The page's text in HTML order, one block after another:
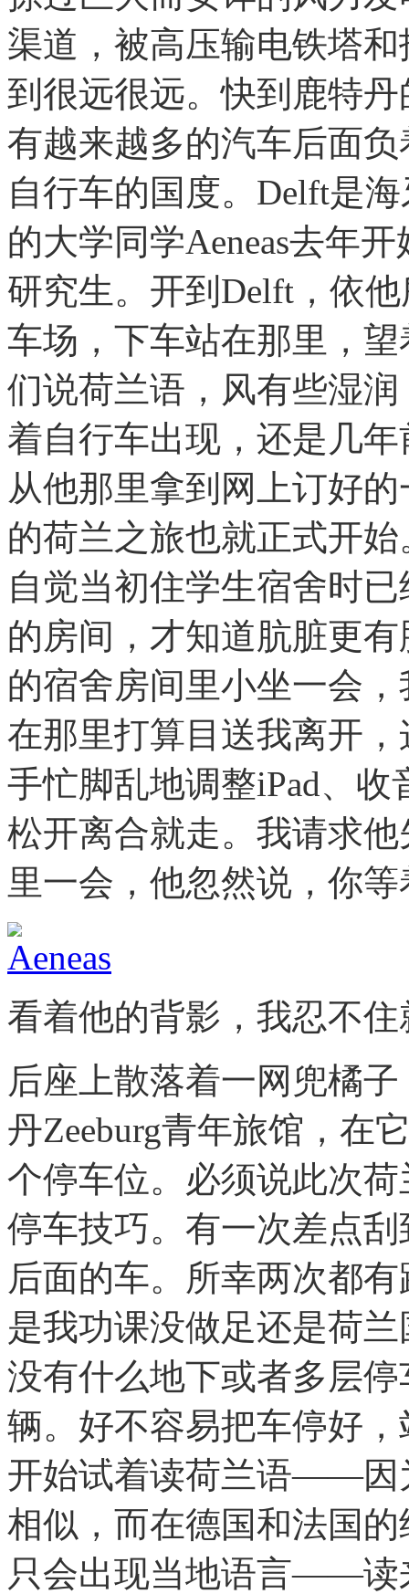
渠道，被高压输电铁塔
到很远很远。快到鹿特
有越来越多的汽车后面
自行车的国度。Delft是
的大学同学Aeneas去年
研究生。开到Delft，依
车场，下车站在那里，
们说荷兰语，风有些湿润
着自行车出现，还是几
从他那里拿到网上订好
的荷兰之旅也就正式开
自觉当初住学生宿舍时
的房间，才知道肮脏更
的宿舍房间里小坐一会
在那里打算目送我离开
手忙脚乱地调整iPad、收
松开离合就走。我请求
里一会，他忽然说，你
看着他的背影，我忍不
后座上散落着一网兜橘
丹Zeeburg青年旅馆，在
个停车位。必须说此次
停车技巧。有一次差点
后面的车。所幸两次都
是我功课没做足还是荷
没有什么地下或者多层
辆。好不容易把车停好
开始试着读荷兰语——因
相似，而在德国和法国
只会出现当地语言——读